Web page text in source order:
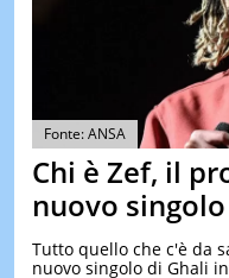
Fonte: ANSA
Chi è Zef, il
nuovo
Tutto quello che c'è da
nuovo singolo di Ghali